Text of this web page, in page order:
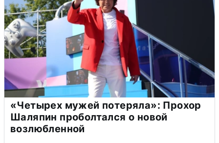
«Четырех мужей потеряла»: Прохор
Шаляпин проболтался о новой
возлюбленной